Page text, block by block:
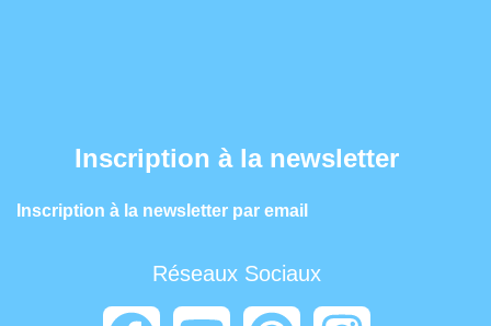
Inscription à la newsletter
Inscription à la newsletter par email
Réseaux Sociaux